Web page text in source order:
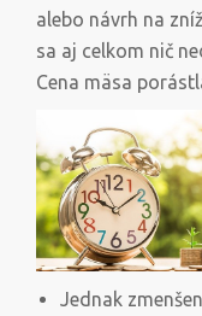
alebo návrh na
sa aj celkom nič
Cena mäsa
Jednak